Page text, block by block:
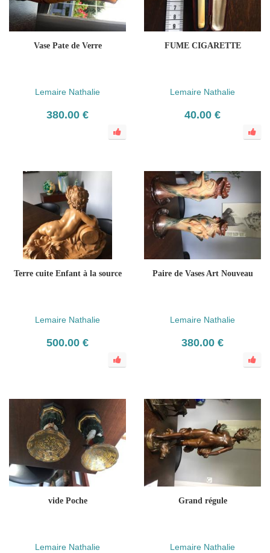
Vase Pate de Verre
Lemaire Nathalie
380.00 €
FUME CIGARETTE
Lemaire Nathalie
40.00 €
Terre cuite Enfant à la source
Lemaire Nathalie
500.00 €
Paire de Vases Art Nouveau
Lemaire Nathalie
380.00 €
vide Poche
Lemaire Nathalie
Grand régule
Lemaire Nathalie